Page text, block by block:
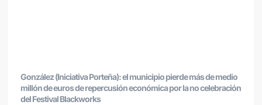
González (Iniciativa Porteña): el municipio pierde más de medio
millón de euros de repercusión económica por la no celebración
del Festival Blackworks